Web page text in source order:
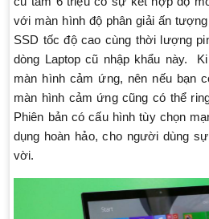
với màn hình độ phân giải ấn
SSD tốc độ cao cùng thời lượng
dòng Laptop cũ nhập khẩu này.
màn hình cảm ứng, nên nếu bạn
màn hình cảm ứng cũng có thể
Phiên bản có cấu hình tùy chọn
dụng hoàn hảo, cho người dùng
vời.